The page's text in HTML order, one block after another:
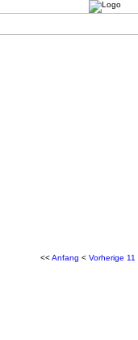
<<Anfang < Vorherige 11